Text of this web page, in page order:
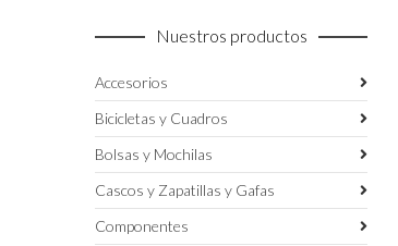
Nuestros productos
Accesorios
Bicicletas y Cuadros
Bolsas y Mochilas
Cascos y Zapatillas y Gafas
Componentes